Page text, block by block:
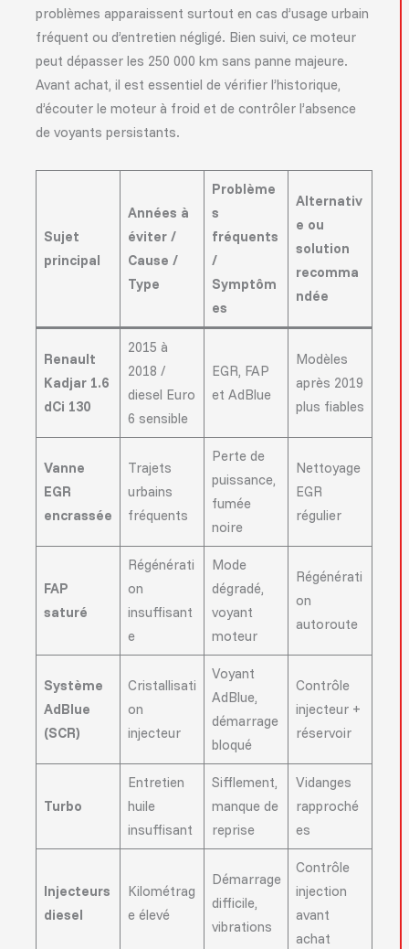
problèmes apparaissent surtout en cas d’usage urbain
fréquent ou d’entretien négligé. Bien suivi, ce moteur
peut dépasser les 250 000 km sans panne majeure.
Avant achat, il est essentiel de vérifier l’historique,
d’écouter le moteur à froid et de contrôler l’absence
de voyants persistants.
Sujet
principal
Années à
éviter /
Cause /
Type
Problème
s
fréquents
/
Symptôm
es
Alternativ
e ou
solution
recomma
ndée
Renault
Kadjar 1.6
dCi 130
2015 à
2018 /
diesel Euro
6 sensible
EGR, FAP
et AdBlue
Modèles
après 2019
plus fiables
Vanne
EGR
encrassée
Trajets
urbains
fréquents
Perte de
puissance,
fumée
noire
Nettoyage
EGR
régulier
FAP
saturé
Régénérati
on
insuffisant
e
Mode
dégradé,
voyant
moteur
Régénérati
on
autoroute
Système
AdBlue
(SCR)
Cristallisati
on
injecteur
Voyant
AdBlue,
démarrage
bloqué
Contrôle
injecteur +
réservoir
Turbo
Entretien
huile
insuffisant
Sifflement,
manque de
reprise
Vidanges
rapproché
es
Injecteurs
diesel
Kilométrag
e élevé
Démarrage
difficile,
vibrations
Contrôle
injection
avant
achat